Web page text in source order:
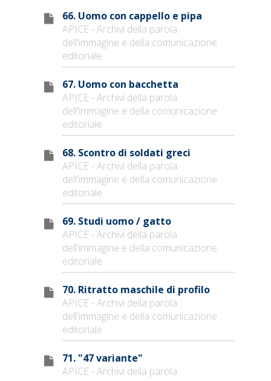
66. Uomo con cappello e pipa
APICE - Archivi della parola
dell'immagine e della comunicazione
editoriale
67. Uomo con bacchetta
APICE - Archivi della parola
dell'immagine e della comunicazione
editoriale
68. Scontro di soldati greci
APICE - Archivi della parola
dell'immagine e della comunicazione
editoriale
69. Studi uomo / gatto
APICE - Archivi della parola
dell'immagine e della comunicazione
editoriale
70. Ritratto maschile di profilo
APICE - Archivi della parola
dell'immagine e della comunicazione
editoriale
71. "47 variante"
APICE - Archivi della parola